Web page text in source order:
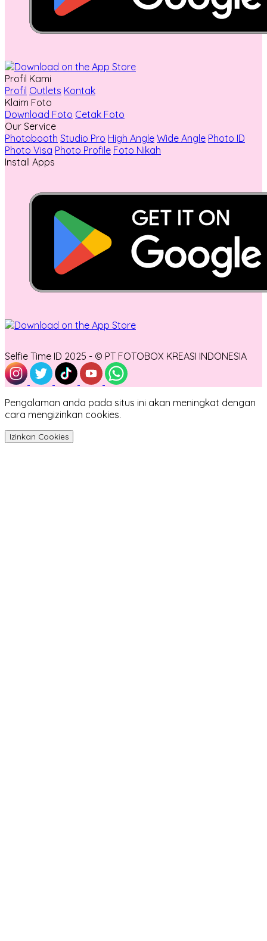
Profil Kami
Profil Outlets Kontak
Klaim Foto
Download Foto Cetak Foto
Our Service
Photobooth Studio Pro High Angle Wide Angle Photo ID
Photo Visa Photo Profile Foto Nikah
Install Apps
Selfie Time ID 2025 - © PT FOTOBOX KREASI INDONESIA
Pengalaman anda pada situs ini akan meningkat dengan
cara mengizinkan cookies.
Izinkan Cookies